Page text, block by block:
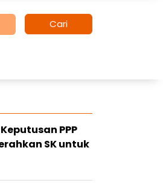
Cari
PPP
SK untuk